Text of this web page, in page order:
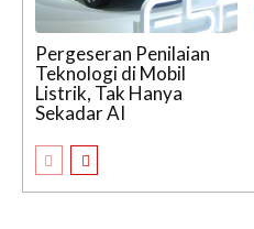
Pergeseran Penilaian
Teknologi di Mobil
Listrik, Tak Hanya
Sekadar AI